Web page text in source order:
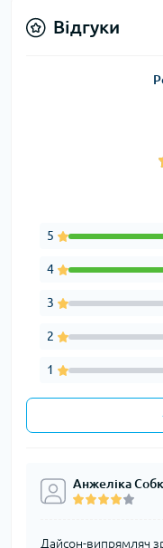
Відгуки
5
4
3
2
1
Анжеліка
Дайсон-випрямляч